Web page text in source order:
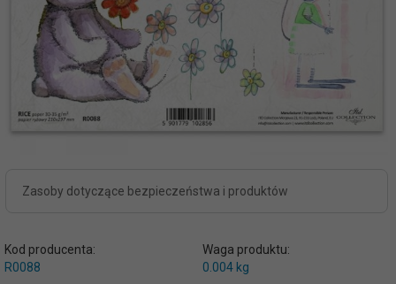
Zasoby dotyczące bezpieczeństwa i produktów
Kod producenta:
R0088
Waga produktu:
0.004 kg